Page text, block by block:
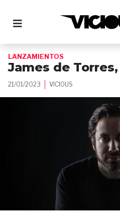
LANZAMIENTOS
James de
21/01/2023 VICIOUS